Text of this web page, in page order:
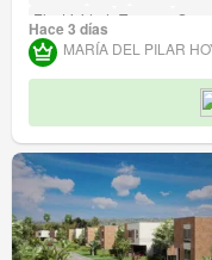
Electricidad Terraza
Área infantil
Estudio
Acceso para personas con
Hace 3 días
MARÍA DEL PILAR